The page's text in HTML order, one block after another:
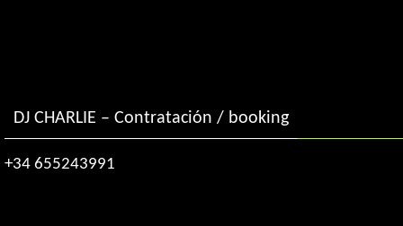
DJ CHARLIE – Contratación / booking
+34 655243991